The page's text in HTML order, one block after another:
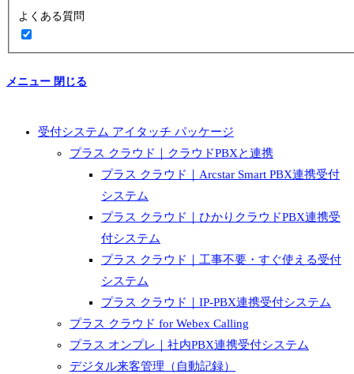
よくある質問
メニュー 閉じる
受付システム アイタッチ パッケージ
プラス クラウド｜クラウドPBXと連携
プラス クラウド｜Arcstar Smart PBX連携受付
システム
プラス クラウド｜ひかりクラウドPBX連携受
付システム
プラス クラウド｜工事不要・すぐ使える受付
システム
プラス クラウド｜IP-PBX連携受付システム
プラス クラウド for Webex Calling
プラス オンプレ｜社内PBX連携受付システム
デジタル来客管理（自動記録）